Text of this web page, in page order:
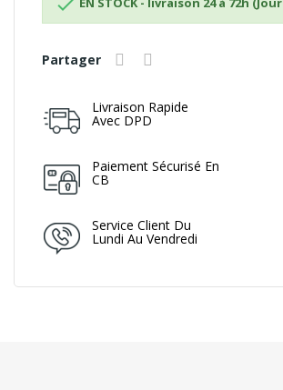
 EN STOCK - livraison 24 à 72h
Partager
Livraison Rapide
Avec DPD
Paiement Sécurisé En
CB
Service Client Du
Lundi Au Vendredi